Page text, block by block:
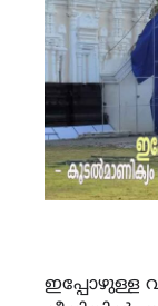
ഇപ്പോഴുള്ള